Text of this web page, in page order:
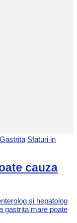
Gastrita Sfaturi in
cauza
și hepatolog
gastrita mare poate